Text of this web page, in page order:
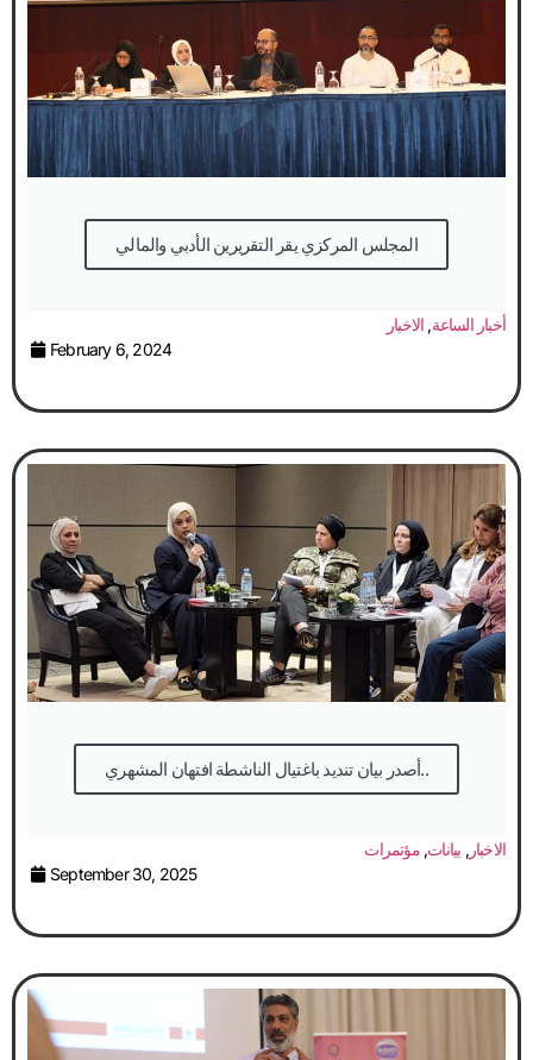
المجلس المركزي يقر التقريرين الأدبي والمالي
أخبار الساعة, الاخبار
February 6, 2024
أصدر بيان تنديد باغتيال الناشطة افتهان المشهري..
الاخبار, بيانات,مؤتمرات
September 30, 2025